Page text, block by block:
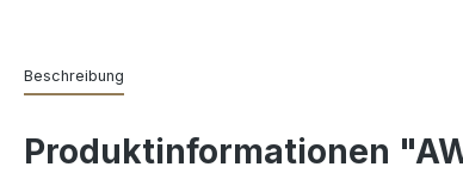
Beschreibung
Produktinformationen